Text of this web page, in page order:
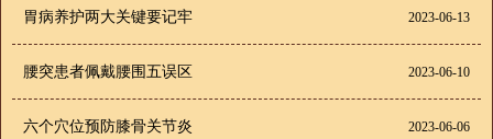
胃病养护两大关键要记牢 2023-06-13
腰突患者佩戴腰围五误区 2023-06-10
六个穴位预防膝骨关节炎 2023-06-06